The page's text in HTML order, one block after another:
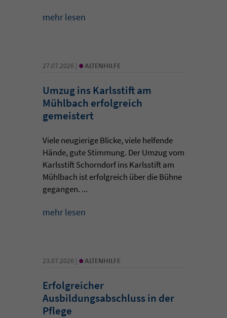
mehr lesen
27.07.2026 | • ALTENHILFE
Umzug ins Karlsstift am
Mühlbach erfolgreich
gemeistert
Viele neugierige Blicke, viele helfende
Hände, gute Stimmung. Der Umzug vom
Karlsstift Schorndorf ins Karlsstift am
Mühlbach ist erfolgreich über die Bühne
gegangen. ...
mehr lesen
23.07.2026 | • ALTENHILFE
Erfolgreicher
Ausbildungsabschluss in der
Pflege